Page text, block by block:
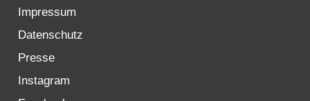
Impressum
Datenschutz
Presse
Instagram